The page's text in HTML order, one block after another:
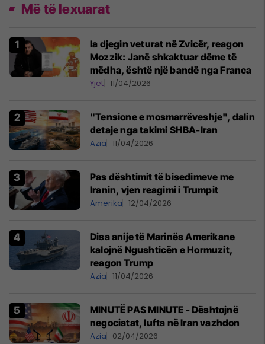
Më të lexuarat
Ia djegin veturat në Zvicër, reagon
Mozzik: Janë shkaktuar dëme të
mëdha, është një bandë nga Franca
Yjet 11/04/2026
"Tensione e mosmarrëveshje", dalin
detaje nga takimi SHBA-Iran
Azia 11/04/2026
Pas dështimit të bisedimeve me
Iranin, vjen reagimi i Trumpit
Amerika 12/04/2026
Disa anije të Marinës Amerikane
kalojnë Ngushticën e Hormuzit,
reagon Trump
Azia 11/04/2026
MINUTË PAS MINUTE - Dështojnë
negociatat, lufta në Iran vazhdon
Azia 02/04/2026